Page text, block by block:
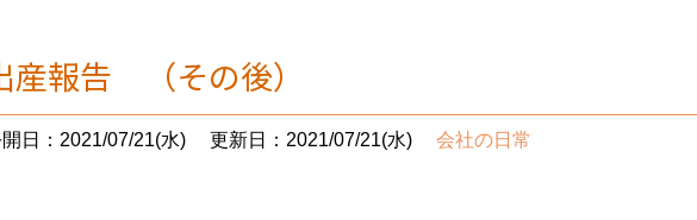
産報告 （その後）
日：2021/07/21(水) 更新日：2021/07/21(水) 会社の日常